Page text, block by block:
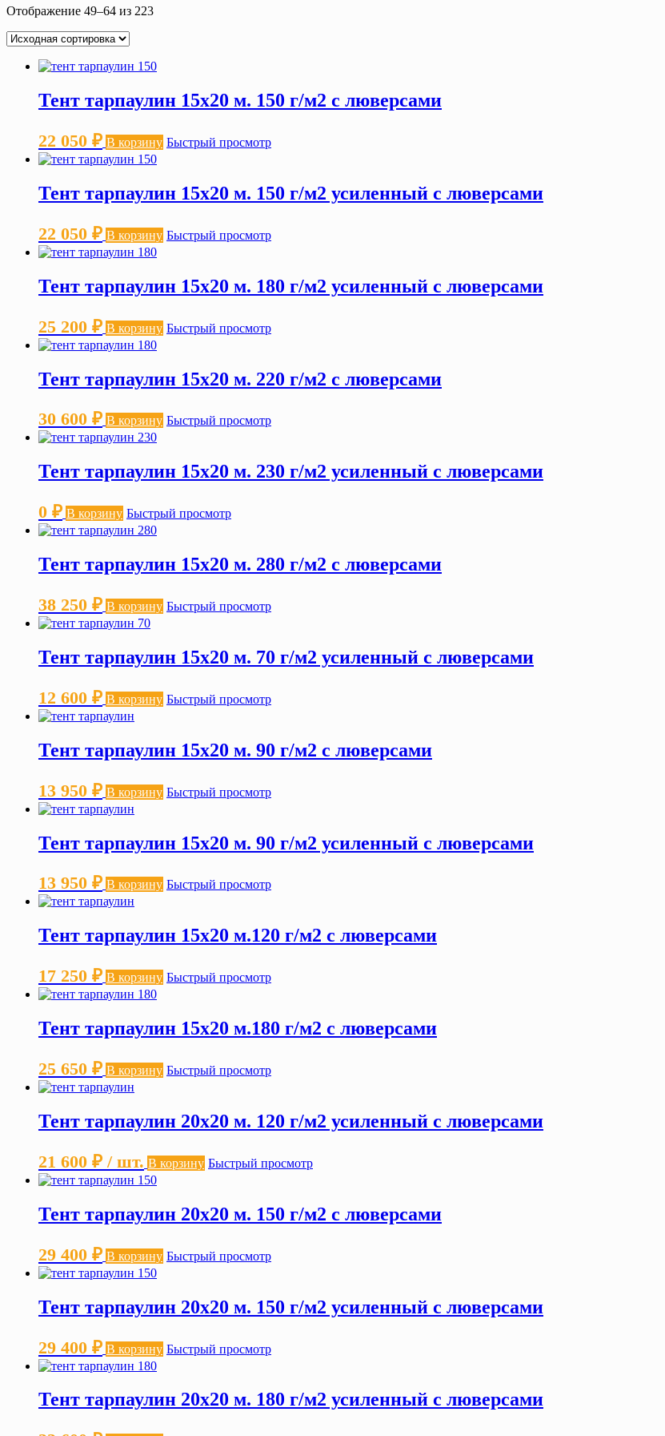
Отображение 49–64 из 223
Тент тарпаулин 15х20 м. 150 г/м2 с люверсами
22 050 ₽ В корзину Быстрый просмотр
Тент тарпаулин 15х20 м. 150 г/м2 усиленный с люверсами
22 050 ₽ В корзину Быстрый просмотр
Тент тарпаулин 15х20 м. 180 г/м2 усиленный с люверсами
25 200 ₽ В корзину Быстрый просмотр
Тент тарпаулин 15х20 м. 220 г/м2 с люверсами
30 600 ₽ В корзину Быстрый просмотр
Тент тарпаулин 15х20 м. 230 г/м2 усиленный с люверсами
0 ₽ В корзину Быстрый просмотр
Тент тарпаулин 15х20 м. 280 г/м2 с люверсами
38 250 ₽ В корзину Быстрый просмотр
Тент тарпаулин 15х20 м. 70 г/м2 усиленный с люверсами
12 600 ₽ В корзину Быстрый просмотр
Тент тарпаулин 15х20 м. 90 г/м2 с люверсами
13 950 ₽ В корзину Быстрый просмотр
Тент тарпаулин 15х20 м. 90 г/м2 усиленный с люверсами
13 950 ₽ В корзину Быстрый просмотр
Тент тарпаулин 15х20 м.120 г/м2 с люверсами
17 250 ₽ В корзину Быстрый просмотр
Тент тарпаулин 15х20 м.180 г/м2 с люверсами
25 650 ₽ В корзину Быстрый просмотр
Тент тарпаулин 20х20 м. 120 г/м2 усиленный с люверсами
21 600 ₽ / шт. В корзину Быстрый просмотр
Тент тарпаулин 20х20 м. 150 г/м2 с люверсами
29 400 ₽ В корзину Быстрый просмотр
Тент тарпаулин 20х20 м. 150 г/м2 усиленный с люверсами
29 400 ₽ В корзину Быстрый просмотр
Тент тарпаулин 20х20 м. 180 г/м2 усиленный с люверсами